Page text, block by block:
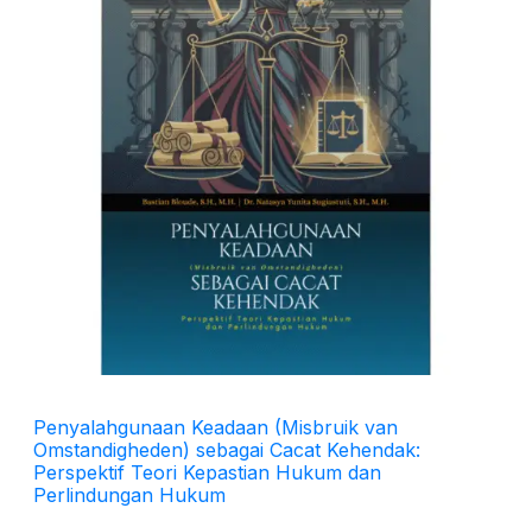
Penyalahgunaan Keadaan (Misbruik van
Omstandigheden) sebagai Cacat Kehendak:
Perspektif Teori Kepastian Hukum dan
Perlindungan Hukum